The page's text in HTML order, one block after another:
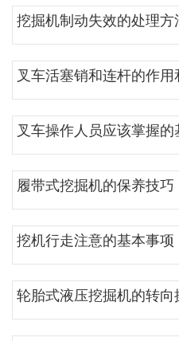
挖掘机制动失效的处理方
叉车活塞销和连杆的作用
叉车操作人员应该掌握的
履带式挖掘机的保养技巧
挖机行走注意的基本事项
轮胎式液压挖掘机的转向